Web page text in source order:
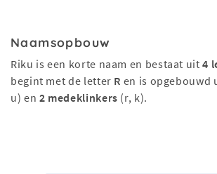
Naamsopbouw
Riku is een korte naam en bestaat uit4
begint met de letter R en is opgebouwd
u) en 2 medeklinkers (r, k).